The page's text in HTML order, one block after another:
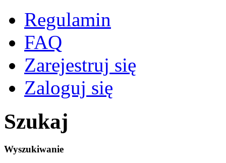
Regulamin
FAQ
Zarejestruj się
Zaloguj się
Szukaj
Wyszukiwanie